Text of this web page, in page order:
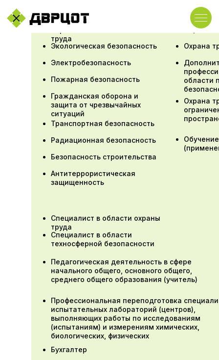
труда
Экологическая безопасность
Электробезопасность
Пожарная безопасность
Гражданская оборона и
защита от чрезвычайных
ситуаций
Транспортная безопасность
Радиационная безопасность
Безопасность строительства
Антитеррористическая
защищенность
Первая
Охрана
области
Охрана
Специалист в области охраны
труда
Специалист в области
техносферной безопасности
Педагогическая деятельность в сфере
начального общего, основного общего,
среднего общего образования (учитель)
Профессиональная переподготовка
испытательных лабораторий (центров),
выполняющих работы по исследованиям
(испытаниям) и измерениям химических,
биологических, физических
Бухгалтер